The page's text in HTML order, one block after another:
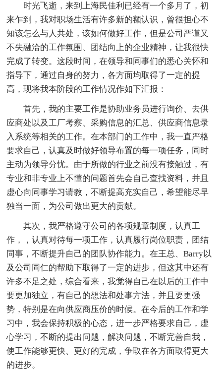
时光飞逝，来到上海民佳利已经有一个多月了，初
来乍到，我对职场生活有许多新的额认识，曾很担心不
知该怎么与人共处，该如何做好工作，但是公司严谨又
不失融洽的工作氛围、团结向上的企业精神，让我很快
完成了转变。这段时间，在领导和同事们的悉心关怀和
指导下，通过自身的努力，各方面均取得了一定的提
高，现将我本阶段的工作情况作如下汇报：
首先，我的主要工作是协助业务员进行询价、去供
应商处以及工厂考察、采购信息的汇总、供应商信息录
入系统等相关的工作。在本部门的工作中，我一直严格
要求自己，认真及时做好领导布置的每一项任务，同时
主动为领导分忧。由于所做的行业之前没有接触过，有
专业和非专业上不懂的问题首先会自己查找资料，并且
虚心向同事学习请教，不断提高充实自己，希望能尽早
独当一面，为公司做出更大的贡献。
其次，我严格遵守公司的各项规章制度，认真工
作，，认真对待每一项工作，认真履行岗位职责，团结
同事，不断提升自己的团队协作能力。在王总、Barry以
及公司同仁的帮助下取得了一定的进步，但这其中还有
许多不足之处，综合看来，我觉得自己在以后的工作中
要更加独立，有自己的想法和处事方法，并且要更强
势，特别是在向供应商压价的时候。在今后的工作和学
习中，我会保持积极的心态，进一步严格要求自己，虚
心学习，不断的提出问题，解决问题，不断完善自我，
使工作能够更快、更好的完成，争取在各方面取得更大
的进步。